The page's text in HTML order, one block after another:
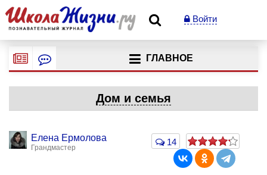
Войти
ГЛАВНОЕ
Дом и семья
Елена Ермолова
Грандмастер
14